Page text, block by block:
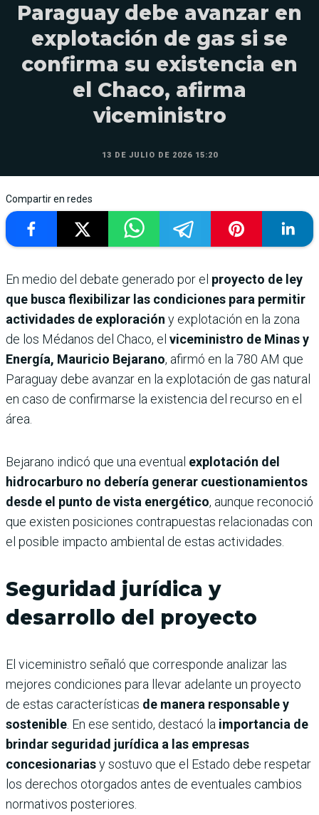
Paraguay debe avanzar en
explotación de gas si se
confirma su existencia en
el Chaco, afirma
viceministro
13 DE JULIO DE 2026 15:20
Compartir en redes
En medio del debate generado por el proyecto de ley
que busca flexibilizar las condiciones para permitir
actividades de exploración y explotación en la zona
de los Médanos del Chaco, el viceministro de Minas y
Energía, Mauricio Bejarano, afirmó en la 780 AM que
Paraguay debe avanzar en la explotación de gas natural
en caso de confirmarse la existencia del recurso en el
área.
Bejarano indicó que una eventual explotación del
hidrocarburo no debería generar cuestionamientos
desde el punto de vista energético, aunque reconoció
que existen posiciones contrapuestas relacionadas con
el posible impacto ambiental de estas actividades.
Seguridad jurídica y
desarrollo del proyecto
El viceministro señaló que corresponde analizar las
mejores condiciones para llevar adelante un proyecto
de estas características de manera responsable y
sostenible . En ese sentido, destacó la importancia de
brindar seguridad jurídica a las empresas
concesionariasy sostuvo que el Estado debe respetar
los derechos otorgados antes de eventuales cambios
normativos posteriores.